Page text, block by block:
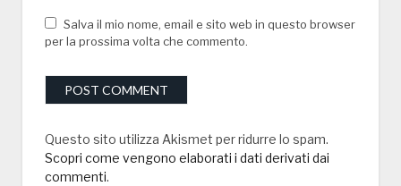
Salva il mio nome, email e sito web in questo browser
per la prossima volta che commento.
Questo sito utilizza Akismet per ridurre lo spam.
Scopri come vengono elaborati i dati derivati dai
commenti.